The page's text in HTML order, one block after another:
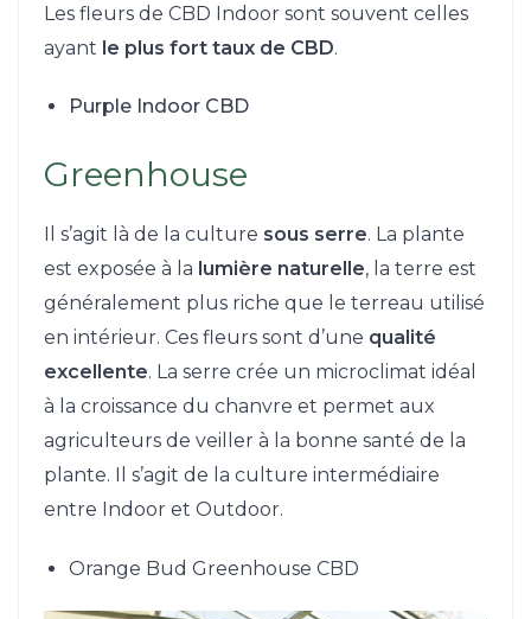
Les fleurs de CBD Indoor sont souvent celles
ayant le plus fort taux de CBD.
Purple Indoor CBD
Greenhouse
Il s’agit là de la culture sous serre. La plante
est exposée à la lumière naturelle, la terre est
généralement plus riche que le terreau utilisé
en intérieur. Ces fleurs sont d’une qualité
excellente. La serre crée un microclimat idéal
à la croissance du chanvre et permet aux
agriculteurs de veiller à la bonne santé de la
plante. Il s’agit de la culture intermédiaire
entre Indoor et Outdoor.
Orange Bud Greenhouse CBD